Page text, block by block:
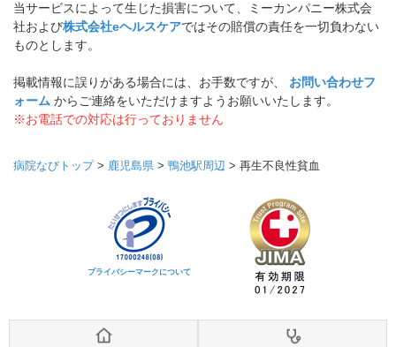
当サービスによって生じた損害について、ミーカンパニー株式会
社および株式会社eヘルスケアではその賠償の責任を一切負わない
ものとします。
掲載情報に誤りがある場合には、お手数ですが、 お問い合わせフ
ォーム からご連絡をいただけますようお願いいたします。
※お電話での対応は行っておりません
病院なびトップ> 鹿児島県 > 鴨池駅周辺 > 再生不良性貧血
プライバシーマークについて